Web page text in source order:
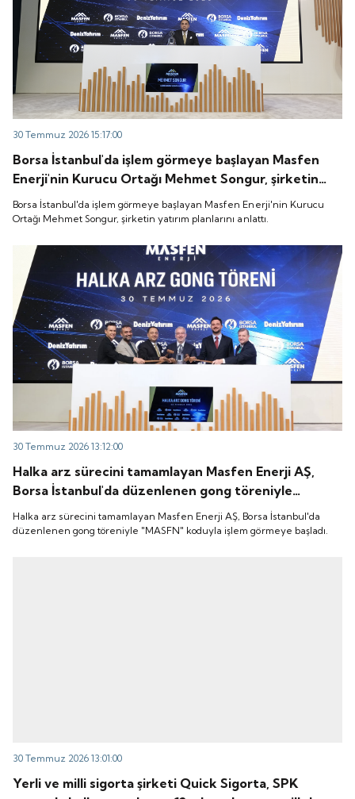
30 Temmuz 2026 15:17:00
Borsa İstanbul'da işlem görmeye başlayan Masfen
Enerji'nin Kurucu Ortağı Mehmet Songur, şirketin
yatırım planlarını anlattı.
Borsa İstanbul'da işlem görmeye başlayan Masfen Enerji'nin Kurucu
Ortağı Mehmet Songur, şirketin yatırım planlarını anlattı.
30 Temmuz 2026 13:12:00
Halka arz sürecini tamamlayan Masfen Enerji AŞ,
Borsa İstanbul'da düzenlenen gong töreniyle
"MASFN" koduyla işlem görmeye başladı.
Halka arz sürecini tamamlayan Masfen Enerji AŞ, Borsa İstanbul'da
düzenlenen gong töreniyle "MASFN" koduyla işlem görmeye başladı.
30 Temmuz 2026 13:01:00
Yerli ve milli sigorta şirketi Quick Sigorta, SPK